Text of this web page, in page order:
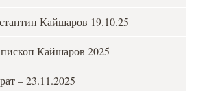
Кайшаров 19.10.25
Кайшаров 2025
– 23.11.2025